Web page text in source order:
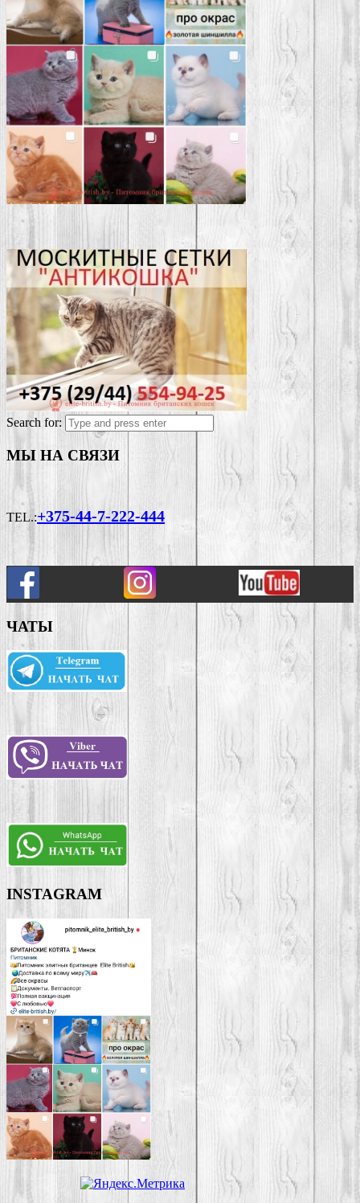
Search for:
МЫ НА СВЯЗИ
TEL.:+375-44-7-222-444
ЧАТЫ
INSTAGRAM